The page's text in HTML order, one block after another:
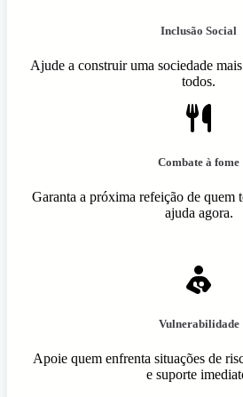
Inclusão Social
Ajude a construir uma sociedade
todos.
Combate à fome
Garanta a próxima refeição de quem
ajuda agora.
Vulnerabilidade
Apoie quem enfrenta situações de
e suporte